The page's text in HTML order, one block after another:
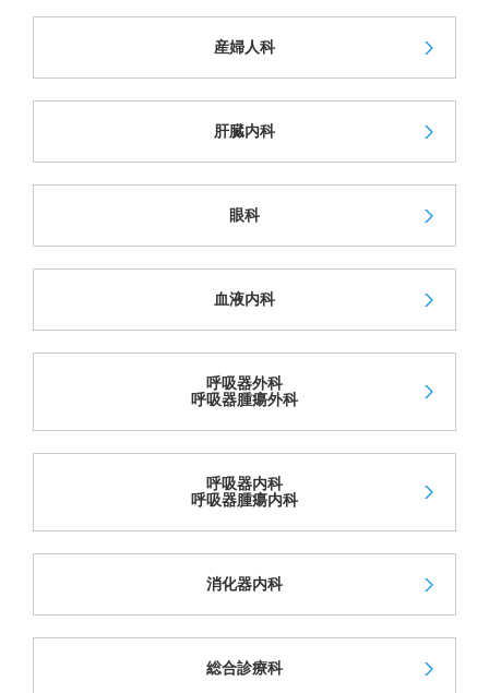
産婦人科
肝臓内科
眼科
血液内科
呼吸器外科
呼吸器腫瘍外科
呼吸器内科
呼吸器腫瘍内科
消化器内科
総合診療科